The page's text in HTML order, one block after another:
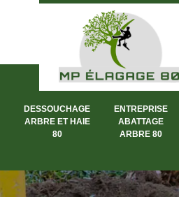
DESSOUCHAGE
ARBRE ET HAIE
80
ENTREPRISE
ABATTAGE
ARBRE 80